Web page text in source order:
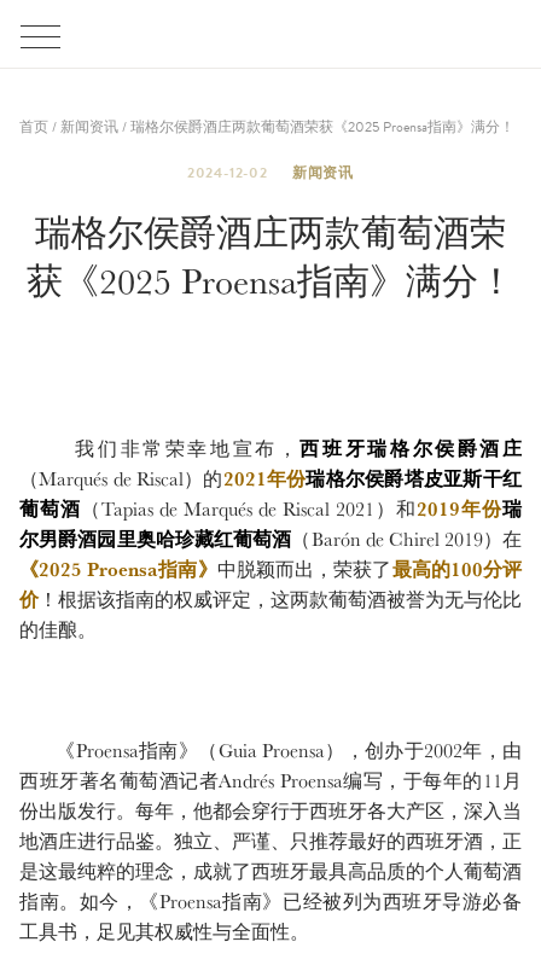
首页/新闻资讯/瑞格尔侯爵酒庄两款葡萄酒荣获《2025 Proensa指南》满分！
2024-12-02 新闻资讯
瑞格尔侯爵酒庄两款葡萄酒荣
获《2025 Proensa指南》满分！
我们非常荣幸地宣布，西班牙瑞格尔侯爵酒庄
（Marqués de Riscal）的2021年份瑞格尔侯爵塔皮亚斯干红
葡萄酒 （Tapias de Marqués de Riscal 2021）和2019年份瑞
尔男爵酒园里奥哈珍藏红葡萄酒 （Barón de Chirel 2019）在
《2025 Proensa指南》 中脱颖而出，荣获了最高的100分评
价！根据该指南的权威评定，这两款葡萄酒被誉为无与伦比
的佳酿。
《Proensa指南》（Guia Proensa），创办于2002年，由
西班牙著名葡萄酒记者Andrés Proensa编写，于每年的11月
份出版发行。每年，他都会穿行于西班牙各大产区，深入当
地酒庄进行品鉴。独立、严谨、只推荐最好的西班牙酒，正
是这最纯粹的理念，成就了西班牙最具高品质的个人葡萄酒
指南。如今，《Proensa指南》已经被列为西班牙导游必备
工具书，足见其权威性与全面性。